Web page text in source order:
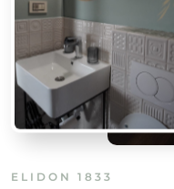
ELIDON 1833